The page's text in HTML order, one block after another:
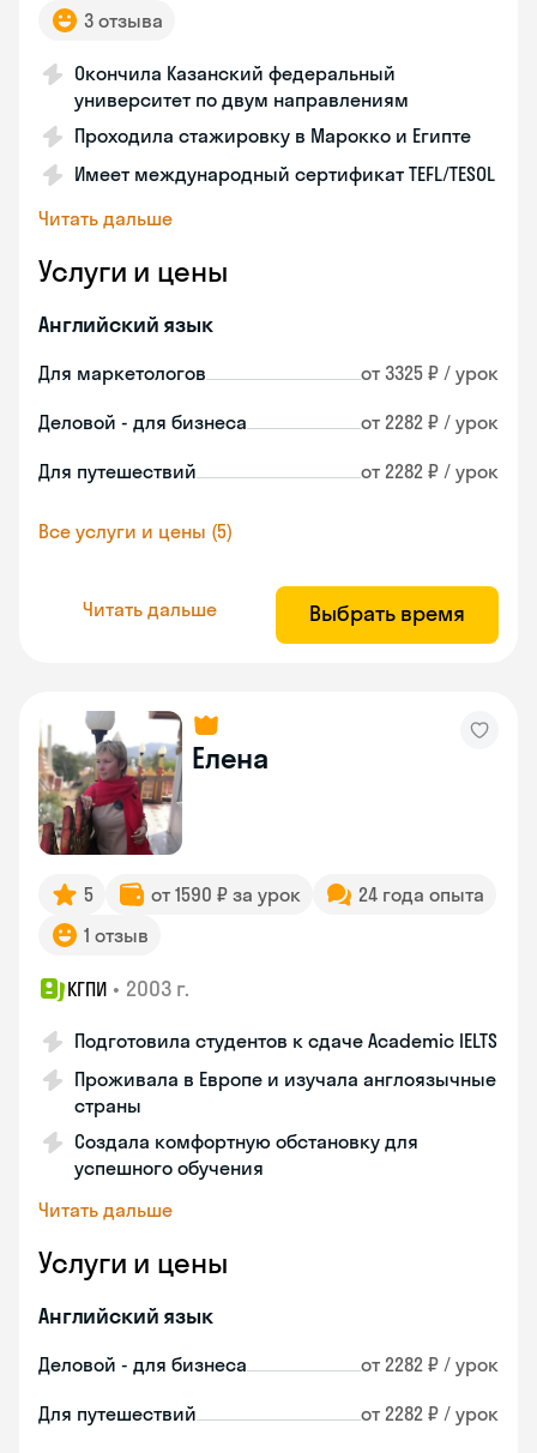
3 отзыва
Окончила Казанский федеральный
университет по двум направлениям
Проходила стажировку в Марокко и Египте
Имеет международный сертификат TEFL/TESOL
Читать дальше
Услуги и цены
Английский язык
Для маркетологов от 3325 ₽ / урок
Деловой - для бизнеса от 2282 ₽ / урок
Для путешествий от 2282 ₽ / урок
Все услуги и цены (5)
Читать дальше Выбрать время
Елена
5 от 1590 ₽ за урок
24 года опыта
1 отзыв
КГПИ • 2003 г.
Подготовила студентов к сдаче Academic IELTS
Проживала в Европе и изучала англоязычные
страны
Создала комфортную обстановку для
успешного обучения
Читать дальше
Услуги и цены
Английский язык
Деловой - для бизнеса от 2282 ₽ / урок
Для путешествий от 2282 ₽ / урок